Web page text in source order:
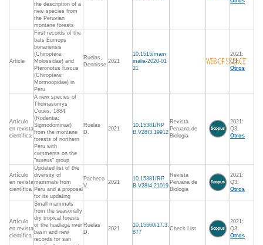
the description of a
new species from
the Peruvian
montane forests
Article
First records of the
bats Eumops
bonariensis
(Chiroptera:
Molossidae) and
Pteronotus fuscus
(Chiroptera:
Mormoopidae) in
Peru
Ruelas,
Dennisse
2021
10.1515/mam
malia-2020-01
21
2021:
Q3,
Otros
Artículo
en revista
científica
A new species of
Thomasomys
Coues, 1884
(Rodentia:
Sigmodontinae)
from the montane
forests of northern
Peru with
comments on the
"aureus" group
Ruelas
D.
2021
10.15381/RP
B.V28I3.19912
Revista
Peruana de
Biologia
2021:
Q3,
Otros
Artículo
en revista
científica
Updated list of the
diversity of
mammals from
Peru and a proposal
for its updating
Pacheco
V.
2021
10.15381/RP
B.V28I4.21019
Revista
Peruana de
Biologia
2021:
Q3,
Otros
Artículo
en revista
científica
Small mammals
from the seasonally
dry tropical forests
of the huallaga river
basin and new
records for san
Ruelas
D.
2021
10.15560/17.3.
877
Check List
2021:
Q3,
Otros